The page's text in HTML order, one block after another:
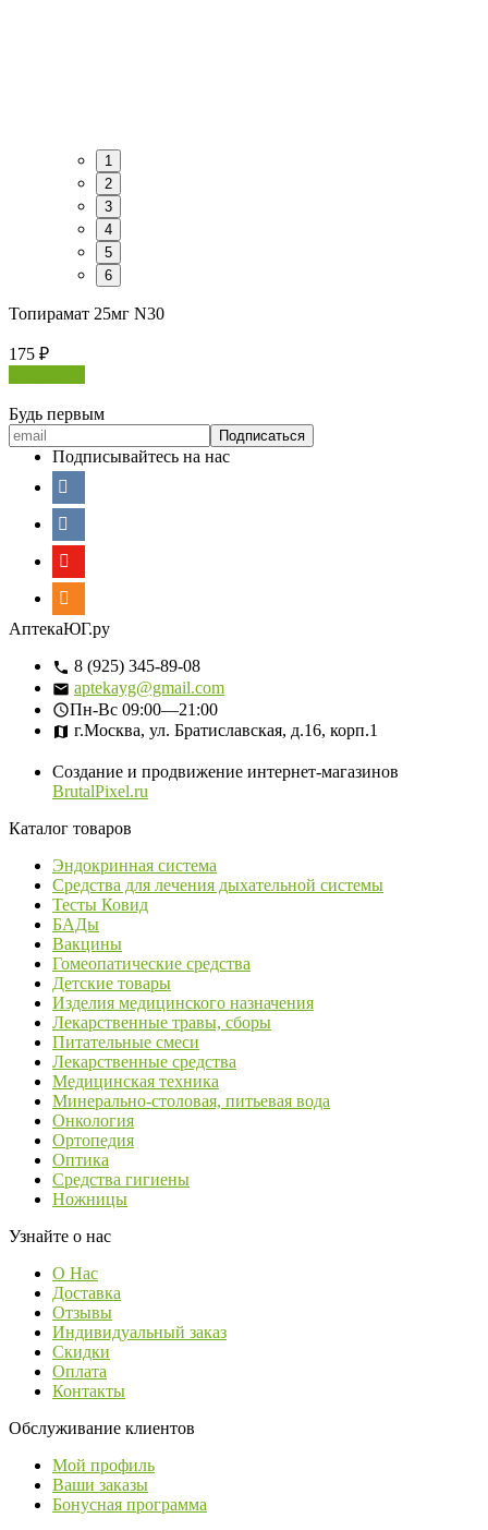
1
2
3
4
5
6
Топирамат 25мг N30
175 ₽
Будь первым
Подписывайтесь на нас
АптекаЮГ.ру
8 (925) 345-89-08
aptekayg@gmail.com
Пн-Вс 09:00—21:00
г.Москва, ул. Братиславская, д.16, корп.1
Создание и продвижение интернет-магазинов
BrutalPixel.ru
Каталог товаров
Эндокринная система
Средства для лечения дыхательной системы
Тесты Ковид
БАДы
Вакцины
Гомеопатические средства
Детские товары
Изделия медицинского назначения
Лекарственные травы, сборы
Питательные смеси
Лекарственные средства
Медицинская техника
Минерально-столовая, питьевая вода
Онкология
Ортопедия
Оптика
Средства гигиены
Ножницы
Узнайте о нас
О Нас
Доставка
Отзывы
Индивидуальный заказ
Скидки
Оплата
Контакты
Обслуживание клиентов
Мой профиль
Ваши заказы
Бонусная программа